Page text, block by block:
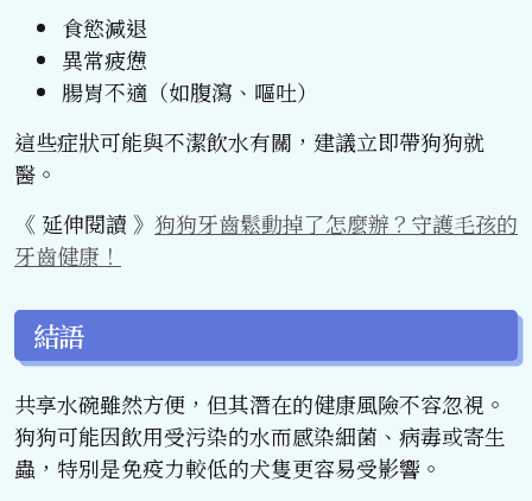
食慾減退
異常疲憊
腸胃不適（如腹瀉、嘔吐）
這些症狀可能與不潔飲水有關，建議立即帶狗狗就
醫。
《 延伸閱讀 》 狗狗牙齒鬆動掉了怎麼辦？守護毛孩的
牙齒健康！
結語
共享水碗雖然方便，但其潛在的健康風險不容忽視。
狗狗可能因飲用受污染的水而感染細菌、病毒或寄生
蟲，特別是免疫力較低的犬隻更容易受影響。